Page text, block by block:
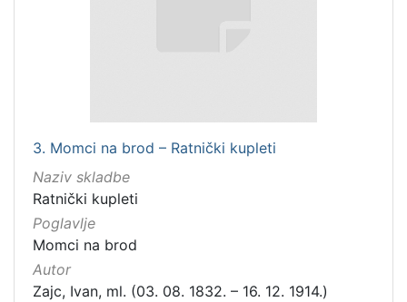
3. Momci na brod – Ratnički kupleti
Naziv skladbe
Ratnički kupleti
Poglavlje
Momci na brod
Autor
Zajc, Ivan, ml. (03. 08. 1832. – 16. 12. 1914.)